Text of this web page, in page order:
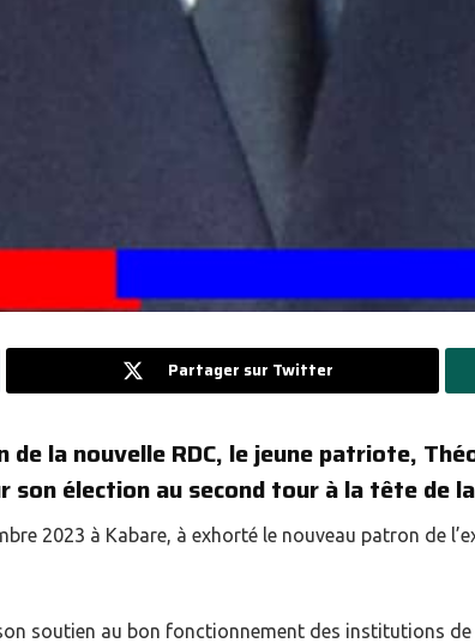
Partager sur Twitter
de la nouvelle RDC, le jeune patriote,
son élection au second tour à la tête de
2023 à Kabare, à exhorté le nouveau patron de
soutien au bon fonctionnement des institutions